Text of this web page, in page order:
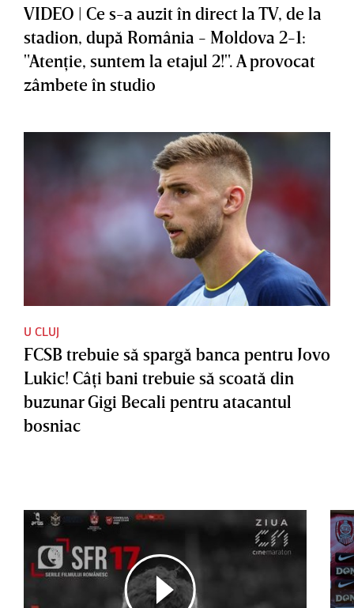
VIDEO | Ce s-a auzit în direct la TV, de la
stadion, după România - Moldova 2-1:
"Atenţie, suntem la etajul 2!". A provocat
zâmbete în studio
U CLUJ
FCSB trebuie să spargă banca pentru Jovo
Lukic! Câţi bani trebuie să scoată din
buzunar Gigi Becali pentru atacantul
bosniac